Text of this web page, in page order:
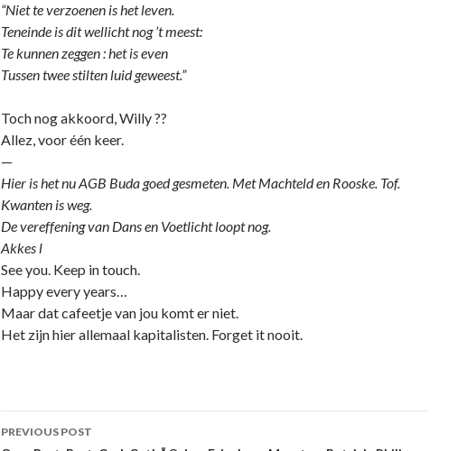
“Niet te verzoenen is het leven.
Teneinde is dit wellicht nog ’t meest:
Te kunnen zeggen : het is even
Tussen twee stilten luid geweest.”
Toch nog akkoord, Willy ??
Allez, voor één keer.
—
Hier is het nu AGB Buda goed gesmeten. Met Machteld en Rooske. Tof.
Kwanten is weg.
De vereffening van Dans en Voetlicht loopt nog.
Akkes l
See you. Keep in touch.
Happy every years…
Maar dat cafeetje van jou komt er niet.
Het zijn hier allemaal kapitalisten. Forget it nooit.
Post
PREVIOUS POST